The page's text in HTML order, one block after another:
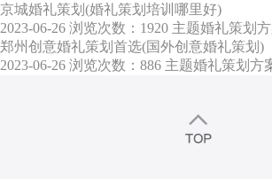
京城婚礼策划(婚礼策划培训哪里好)
2023-06-26 浏览次数：1920 主题婚礼策划
郑州创意婚礼策划首选(国外创意婚礼策划)
2023-06-26 浏览次数：886 主题婚礼策划方